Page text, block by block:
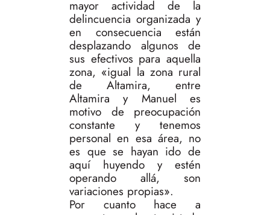
mayor actividad de la
delincuencia organizada y
en consecuencia están
desplazando algunos de
sus efectivos para aquella
zona, «igual la zona rural
de Altamira, entre
Altamira y Manuel es
motivo de preocupación
constante y tenemos
personal en esa área, no
es que se hayan ido de
aquí huyendo y estén
operando allá, son
variaciones propias».
Por cuanto hace a